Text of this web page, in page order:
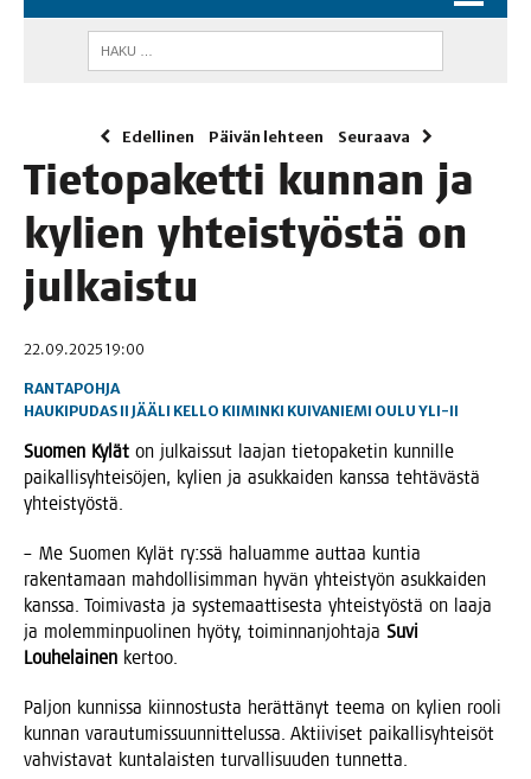
Edellinen Päivän lehteen Seuraava
Tie­to­pa­ket­ti kun­nan ja
kylien yhteis­työs­tä on
julkaistu
22.09.2025 19:00
RANTAPOHJA
HAUKIPUDAS II JÄÄLI KELLO KIIMINKI KUIVANIEMI OULU YLI-II
Suo­men Kylät on jul­kais­sut laa­jan tie­to­pa­ke­tin kun­nil­le
pai­kal­li­syh­tei­sö­jen, kylien ja asuk­kai­den kans­sa teh­tä­väs­tä
yhteistyöstä.
– Me Suo­men Kylät ry:ssä haluam­me aut­taa kun­tia
raken­ta­maan mah­dol­li­sim­man hyvän yhteis­työn asuk­kai­den
kans­sa. Toi­mi­vas­ta ja sys­te­maat­ti­ses­ta yhteis­työs­tä on laa­ja
ja molem­min­puo­li­nen hyö­ty, toi­min­nan­joh­ta­ja Suvi
Lou­he­lai­nen kertoo.
Pal­jon kun­nis­sa kiin­nos­tus­ta herät­tä­nyt tee­ma on kylien roo­li
kun­nan varau­tu­mis­suun­nit­te­lus­sa. Aktii­vi­set pai­kal­li­syh­tei­söt
vah­vis­ta­vat kun­ta­lais­ten tur­val­li­suu­den tunnetta.